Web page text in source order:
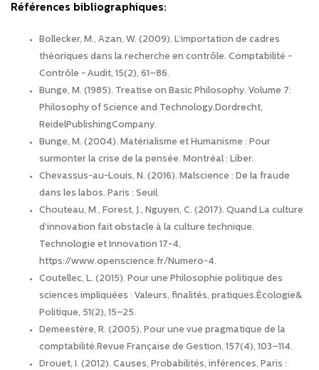
Références bibliographiques:
Bollecker, M., Azan, W. (2009). L’importation de cadres
théoriques dans la recherche en contrôle. Comptabilité -
Contrôle - Audit, 15(2), 61–86.
Bunge, M. (1985). Treatise on Basic Philosophy. Volume 7:
Philosophy of Science and Technology.Dordrecht,
ReidelPublishingCompany.
Bunge, M. (2004). Matérialisme et Humanisme : Pour
surmonter la crise de la pensée. Montréal : Liber.
Chevassus-au-Louis, N. (2016). Malscience : De la fraude
dans les labos. Paris : Seuil.
Chouteau, M., Forest, J., Nguyen, C. (2017). Quand La culture
d’innovation fait obstacle à la culture technique.
Technologie et Innovation 17-4,
https://www.openscience.fr/Numero-4.
Coutellec, L. (2015). Pour une Philosophie politique des
sciences impliquées : Valeurs, finalités, pratiques.Écologie&
Politique, 51(2), 15–25.
Demeestère, R. (2005). Pour une vue pragmatique de la
comptabilité.Revue Française de Gestion, 157(4), 103–114.
Drouet, I. (2012). Causes, Probabilités, inférences, Paris :